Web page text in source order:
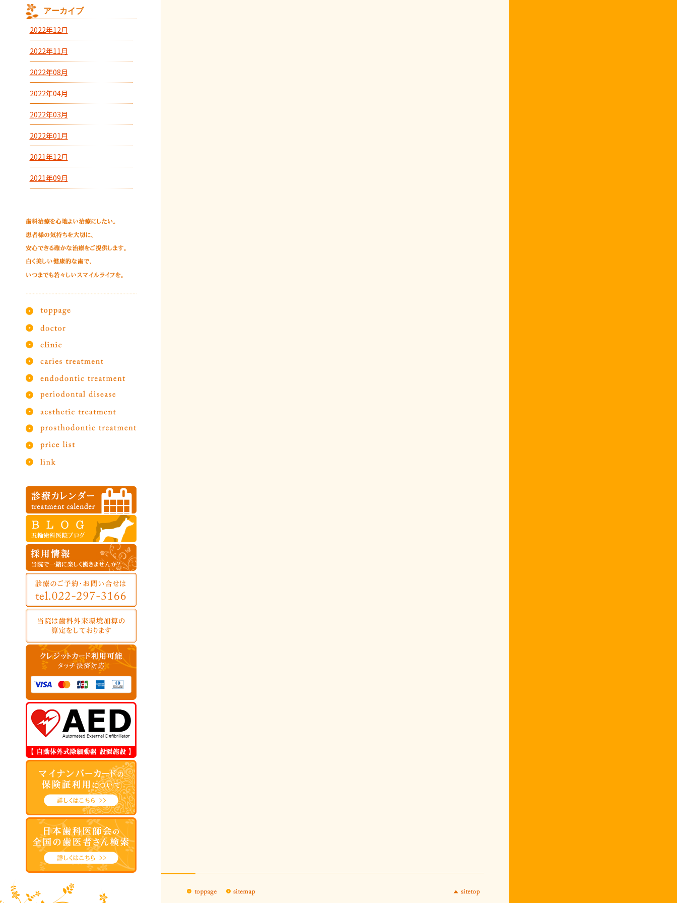
アーカイブ
2022年12月
2022年11月
2022年08月
2022年04月
2022年03月
2022年01月
2021年12月
2021年09月
2021年05月
2021年03月
2021年02月
2020年12月
2020年11月
2020年08月
2020年05月
2020年04月
2019年12月
2019年10月
2019年09月
2019年04月
2019年01月
2018年12月
2018年11月
2018年09月
2018年08月
2018年07月
2018年06月
2018年05月
2018年03月
2018年02月
2018年01月
2017年12月
2017年11月
2017年10月
2017年09月